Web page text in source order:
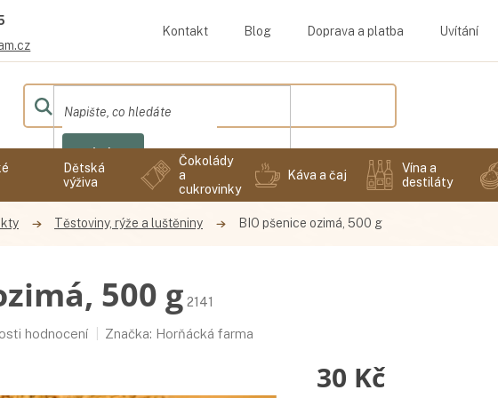
Kontakt Blog Doprava a platba Uvítání
Hledat
Dětská
výživa
Čokolády
a
cukrovinky
Káva a čaj
Vína a
destiláty
Těstoviny, rýže a luštěniny BIO pšenice ozimá, 500 g
500 g 2141
hodnocení Značka: Horňácká farma
30 Kč